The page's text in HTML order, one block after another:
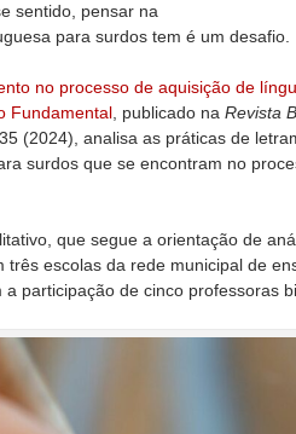
sentido, pensar na
para surdos tem é um desafio.
no processo de aquisição de
Fundamental , publicado na Revista
(2024), analisa as práticas de
surdos que se encontram no
que segue a orientação de
três escolas da rede municipal de
a participação de cinco professoras